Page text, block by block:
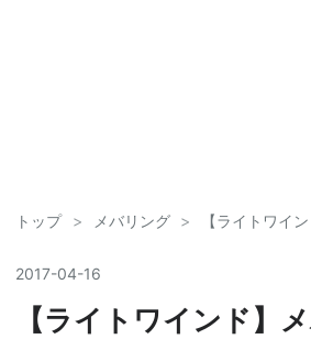
トップ > メバリング > 【ライトワイ
2017-04-16
【ライトワインド】